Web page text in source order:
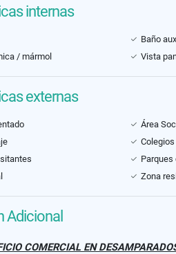
internas
Baño
/ mármol
Vista
externas
Área
Parques
Zona
Adicional
COMERCIAL EN